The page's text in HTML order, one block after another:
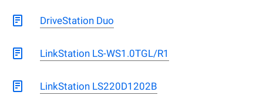
DriveStation Duo
LinkStation LS-WS1.0TGL/R1
LinkStation LS220D1202B